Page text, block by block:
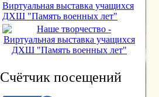
Виртуальная выставка учащихся
ДХШ "Память военных лет"
Счётчик посещений